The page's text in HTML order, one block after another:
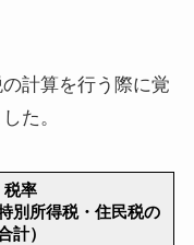
計算を行う際に覚
た。
税率
別所得税・住民税の
計）